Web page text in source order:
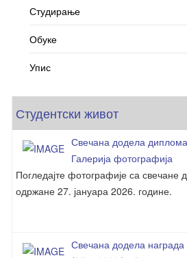
Студирање
Обуке
Упис
Студентски живот
Свечана додела
Галерија фотографија
Погледајте фотографије са свечане
одржане 27. јануара 2026. године.
Свечана додела